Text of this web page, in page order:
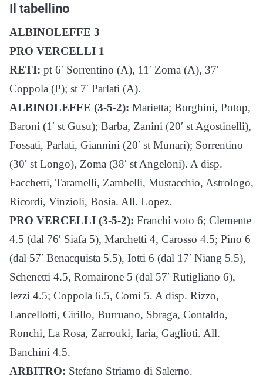
Il tabellino
ALBINOLEFFE 3
PRO VERCELLI 1
RETI: pt 6′ Sorrentino (A), 11′ Zoma (A), 37′
Coppola (P); st 7′ Parlati (A).
ALBINOLEFFE (3-5-2): Marietta; Borghini, Potop,
Baroni (1′ st Gusu); Barba, Zanini (20′ st Agostinelli),
Fossati, Parlati, Giannini (20′ st Munari); Sorrentino
(30′ st Longo), Zoma (38′ st Angeloni). A disp.
Facchetti, Taramelli, Zambelli, Mustacchio, Astrologo,
Ricordi, Vinzioli, Bosia. All. Lopez.
PRO VERCELLI (3-5-2): Franchi voto 6; Clemente
4.5 (dal 76′ Siafa 5), Marchetti 4, Carosso 4.5; Pino 6
(dal 57′ Benacquista 5.5), Iotti 6 (dal 17′ Niang 5.5),
Schenetti 4.5, Romairone 5 (dal 57′ Rutigliano 6),
Iezzi 4.5; Coppola 6.5, Comi 5. A disp. Rizzo,
Lancellotti, Cirillo, Burruano, Sbraga, Contaldo,
Ronchi, La Rosa, Zarrouki, Iaria, Gaglioti. All.
Banchini 4.5.
ARBITRO: Stefano Striamo di Salerno.